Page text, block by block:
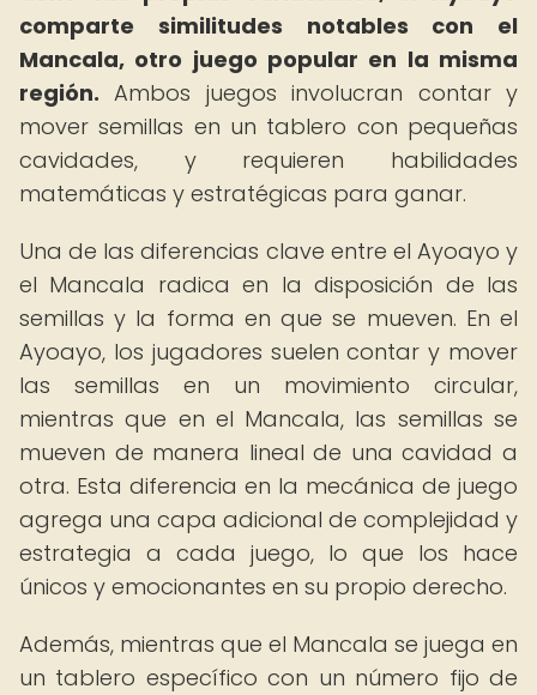
comparte similitudes notables con el
Mancala, otro juego popular en la misma
región. Ambos juegos involucran contar y
mover semillas en un tablero con pequeñas
cavidades, y requieren habilidades
matemáticas y estratégicas para ganar.
Una de las diferencias clave entre el Ayoayo y
el Mancala radica en la disposición de las
semillas y la forma en que se mueven. En el
Ayoayo, los jugadores suelen contar y mover
las semillas en un movimiento circular,
mientras que en el Mancala, las semillas se
mueven de manera lineal de una cavidad a
otra. Esta diferencia en la mecánica de juego
agrega una capa adicional de complejidad y
estrategia a cada juego, lo que los hace
únicos y emocionantes en su propio derecho.
Además, mientras que el Mancala se juega en
un tablero específico con un número fijo de